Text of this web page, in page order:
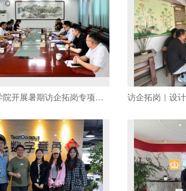
设计与美术学院开展暑期访企拓岗专项行动 深化校企合作助力毕业生高质量就业